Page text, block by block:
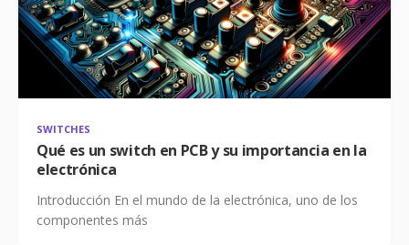
SWITCHES
Qué es un switch en PCB y su importancia en la
electrónica
Introducción En el mundo de la electrónica, uno de los
componentes más